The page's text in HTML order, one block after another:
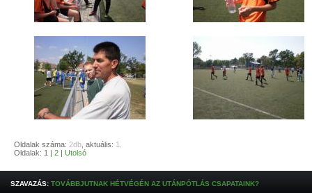
Oldalak száma: 2db , aktuális: 1.
Oldalak: 1 | 2 | Utolsó
SZAVAZÁS: TOVÁBBJUTNAK HÉTVÉGÉN AZ UTÁNPÓTLÁS CSAPATAINK?